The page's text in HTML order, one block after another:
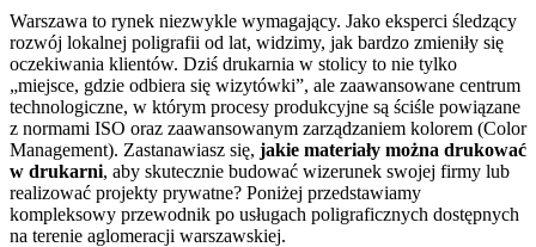
Warszawa to rynek niezwykle wymagający. Jako eksperci śledzący
rozwój lokalnej poligrafii od lat, widzimy, jak bardzo zmieniły się
oczekiwania klientów. Dziś drukarnia w stolicy to nie tylko
„miejsce, gdzie odbiera się wizytówki”, ale zaawansowane centrum
technologiczne, w którym procesy produkcyjne są ściśle powiązane
z normami ISO oraz zaawansowanym zarządzaniem kolorem (Color
Management). Zastanawiasz się, jakie materiały można drukować
w drukarni, aby skutecznie budować wizerunek swojej firmy lub
realizować projekty prywatne? Poniżej przedstawiamy
kompleksowy przewodnik po usługach poligraficznych dostępnych
na terenie aglomeracji warszawskiej.